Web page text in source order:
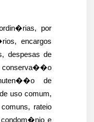
por
encargos
despesas de
de
uso comum,
rateio
e